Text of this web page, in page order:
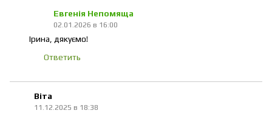
Евгенія Непомяща
02.01.2026 в 16:00
Ірина, дякуємо!
Ответить
Віта
11.12.2025 в 18:38